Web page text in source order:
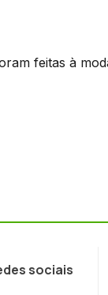
feitas à
sociais